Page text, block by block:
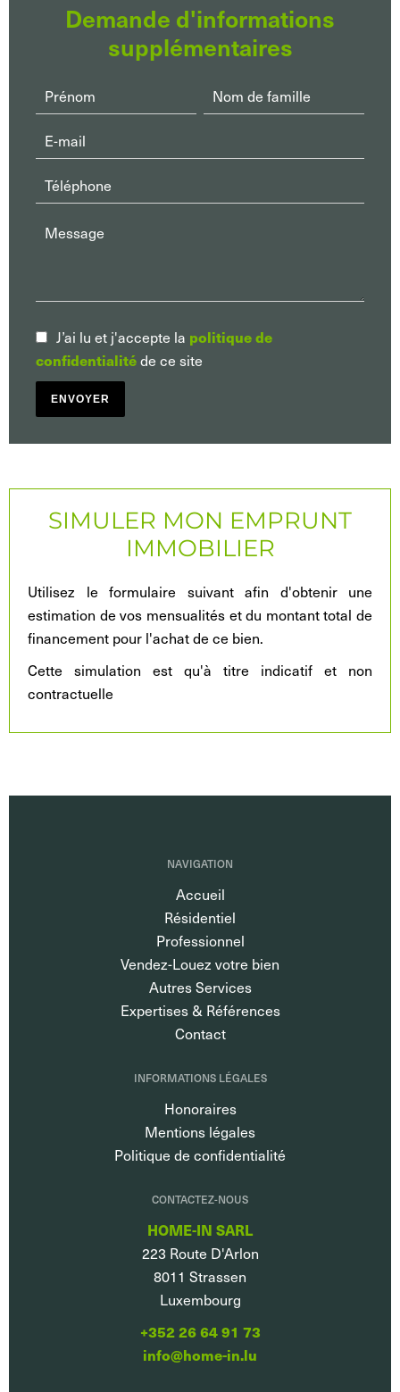
Demande d'informations
supplémentaires
J’ai lu et j'accepte la politique de
confidentialitéde ce site
ENVOYER
SIMULER MON EMPRUNT
IMMOBILIER
Utilisez le formulaire suivant afin d'obtenir une
estimation de vos mensualités et du montant total de
financement pour l'achat de ce bien.
Cette simulation est qu'à titre indicatif et non
contractuelle
NAVIGATION
Accueil
Résidentiel
Professionnel
Vendez-Louez votre bien
Autres Services
Expertises & Références
Contact
INFORMATIONS LÉGALES
Honoraires
Mentions légales
Politique de confidentialité
CONTACTEZ-NOUS
HOME-IN SARL
223 Route D'Arlon
8011 Strassen
Luxembourg
+352 26 64 91 73
info@home-in.lu